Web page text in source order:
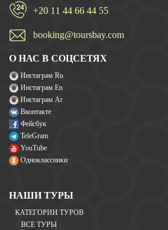
+20 11 44 66 44 55
booking@toursbay.com
О НАС В СОЦСЕТЯХ
Инстаграм Ru
Инстаграм En
Инстаграм Ar
Вконтакте
Фейсбук
TeleGram
YouTube
Одноклассники
НАШИ ТУРЫ
КАТЕГОРИИ ТУРОВ
ВСЕ ТУРЫ